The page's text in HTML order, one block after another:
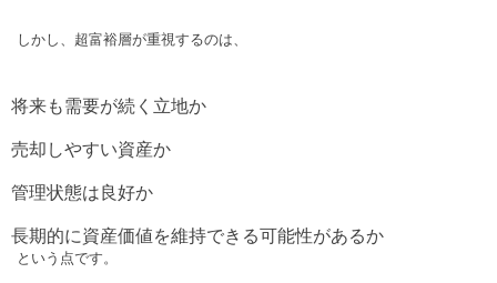
しかし、超富裕層が重視するのは、
将来も需要が続く立地か
売却しやすい資産か
管理状態は良好か
長期的に資産価値を維持できる可能性があるか
という点です。